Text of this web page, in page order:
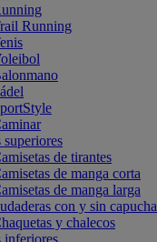
Running
superiores
de tirantes
de manga corta
de manga larga
con y sin capucha
y chalecos
inferiores